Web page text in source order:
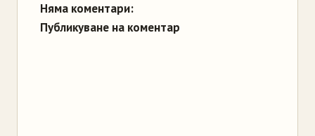
Няма коментари:
Публикуване на коментар